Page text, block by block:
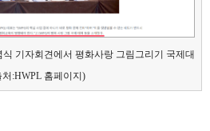
기자회견에서 평화사랑 그림그리기 국제대
:HWPL 홈페이지)